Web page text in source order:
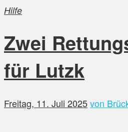
Hilfe
Zwei
für Lutzk
Freitag, 11. Juli 2025von